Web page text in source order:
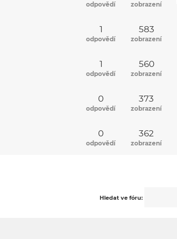
odpovědí zobrazení
1
odpovědí
583
zobrazení
1
odpovědí
560
zobrazení
0
odpovědí
373
zobrazení
0
odpovědí
362
zobrazení
Hledat ve fóru: